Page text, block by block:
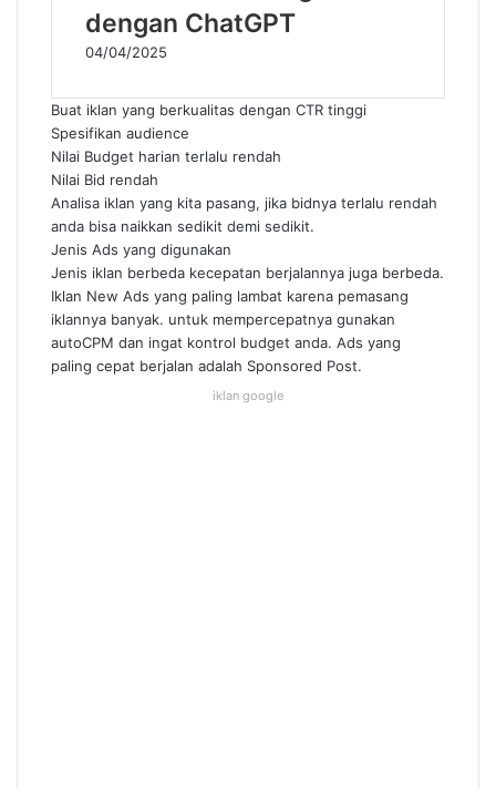
dengan ChatGPT
04/04/2025
Buat iklan yang berkualitas dengan CTR tinggi
Spesifikan audience
Nilai Budget harian terlalu rendah
Nilai Bid rendah
Analisa iklan yang kita pasang, jika bidnya terlalu rendah
anda bisa naikkan sedikit demi sedikit.
Jenis Ads yang digunakan
Jenis iklan berbeda kecepatan berjalannya juga berbeda.
Iklan New Ads yang paling lambat karena pemasang
iklannya banyak. untuk mempercepatnya gunakan
autoCPM dan ingat kontrol budget anda. Ads yang
paling cepat berjalan adalah Sponsored Post.
iklan google